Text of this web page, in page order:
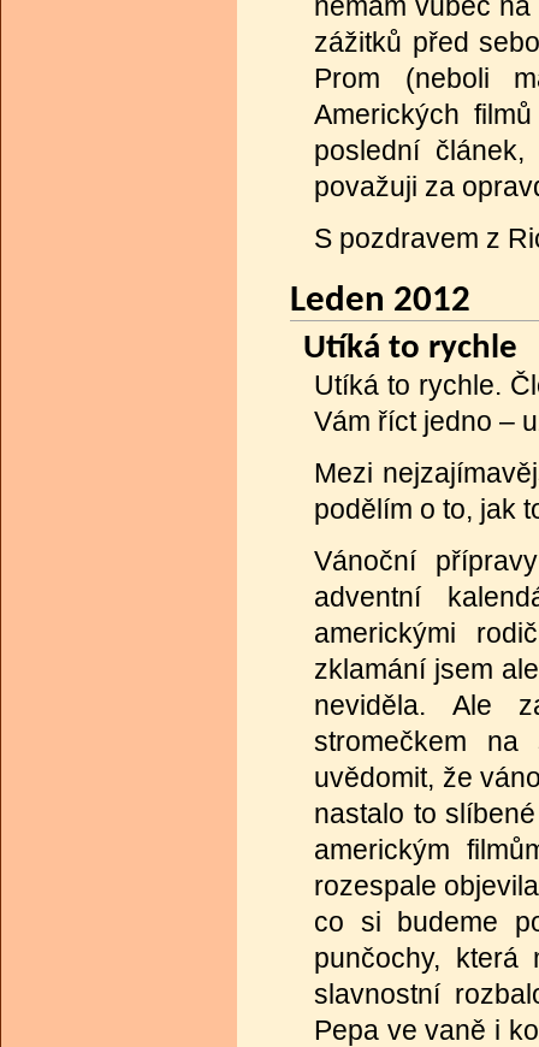
nemám vůbec
zážitků před
Prom (neboli
Amerických
poslední
považuji za
S pozdravem z
Leden 2012
Utíká to rychle
Utíká to rychle.
Vám říct jedno –
Mezi
podělím o to, jak
Vánoční
adventní
americkými
zklamání jsem
neviděla. Ale
stromečkem
uvědomit, že
nastalo to
americkým
rozespale
co si budeme
punčochy,
slavnostní
Pepa ve vaně i